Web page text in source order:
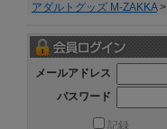
アダルトグッズ M-ZAKKA>
メールアドレス
パスワード
記録